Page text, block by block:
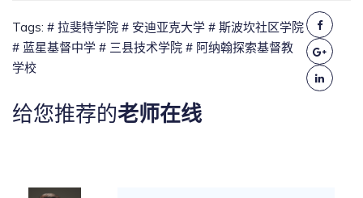
Tags: # 拉斐特学院 # 安迪亚克大学 # 斯波坎社区学院
# 蓝星基督中学 # 三县技术学院 # 阿纳翰探索基督教
学校
给您推荐的老师在线